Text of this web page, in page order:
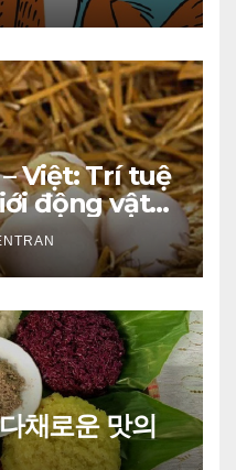
Việt: Trí tuệ
động vật
채로운 맛의